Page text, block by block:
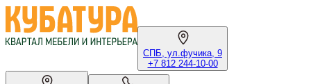
СПБ, ул.фучика, 9
+7 812 244-10-00